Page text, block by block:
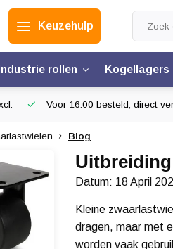
Keuzehulp
Industrie rollen Kogellagers
Voor 16:00 besteld, direct
Blog
Datum: 18 April
Kleine
dragen, maar met
worden vaak